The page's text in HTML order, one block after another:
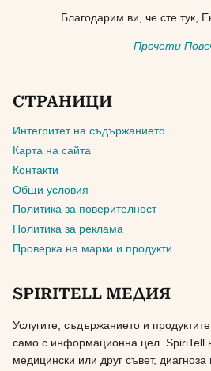
Благодарим ви, че сте тук,
Прочети
СТРАНИЦИ
Интегритет на съдържанието
Карта на сайта
Контакти
Общи условия
Политика за поверителност
Политика за реклама
Проверка на марки и продукти
SPIRITELL МЕДИЯ
Услугите, съдържанието и
само с информационна цел. SpiriTell
медицински или друг съвет,